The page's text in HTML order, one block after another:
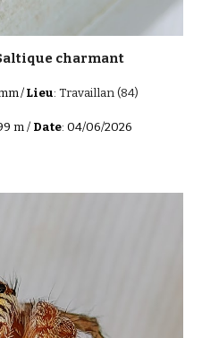
charmant
/Lieu:Travaillan (84)
m / Date: 04/06/2026